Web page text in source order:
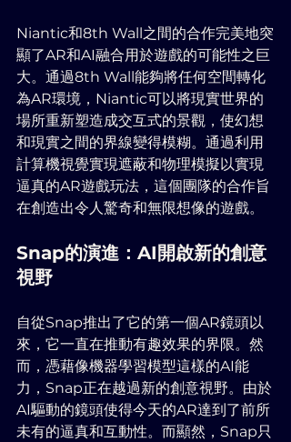
Niantic和8th Wall之間的合作完美地突
顯了AR和AI融合用於遊戲的可能性之巨
大。通過8th Wall能夠將任何空間轉化
為AR環境，Niantic可以將現實世界的
場所重新塑造成交互式的景觀，使幻想
和現實之間的界線變得模糊。通過利用
計算機視覺實現遮蔽和物理模擬以實現
逼真的AR遊戲玩法，這個團隊的合作旨
在創造出令人驚奇和無限想像的遊戲。
Snap的演進：AI開啟新的創意
視野
自從Snap推出了它的第一個AR鏡頭以
來，它一直在推動有趣效果的界限。然
而，憑藉像機器學習模型這樣的AI能
力，Snap正在越過新的創意視野。由於
AI驅動的鏡頭使得今天的AR達到了前所
未有的逼真和互動性。而顯然，Snap只